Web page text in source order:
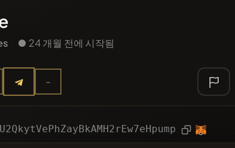
트렌딩
카테고리
ICO
기사
● 24 개월 전에 시작됨
-